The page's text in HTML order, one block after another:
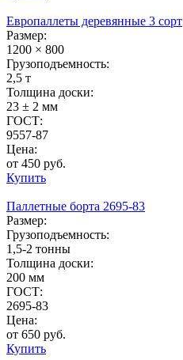
Европаллеты деревянные 3 сорт
Размер:
1200 × 800
Грузоподъемность:
2,5 т
Толщина доски:
23 ± 2 мм
ГОСТ:
9557-87
Цена:
от 450 руб.
Купить
Паллетные борта 2695-83
Размер:
Грузоподъемность:
1,5-2 тонны
Толщина доски:
200 мм
ГОСТ:
2695-83
Цена:
от 650 руб.
Купить